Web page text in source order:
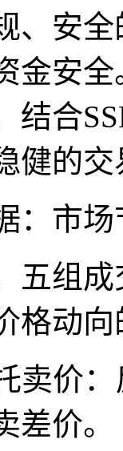
、安
金安
结合
健的
：市
五组
格动
卖价
差价。